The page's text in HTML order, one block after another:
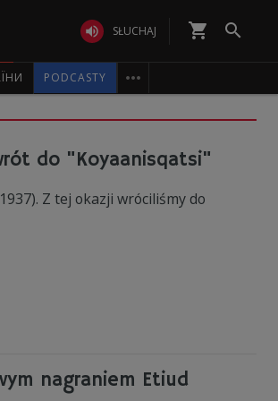
 SŁUCHAJ shopping_cart 
PODCASTY 
do "Koyaanisqatsi"
Z tej okazji wróciliśmy do
nagraniem Etiud